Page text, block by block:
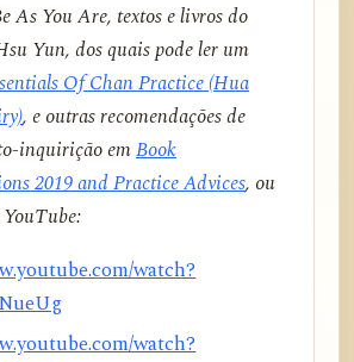
As You Are, textos e livros do
Yun, dos quais pode ler um
Of Chan Practice (Hua
, e outras recomendações de
inquirição emBook
2019 and Practice Advices, ou
watch?
watch?